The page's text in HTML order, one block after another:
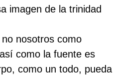
imagen de la trinidad
nosotros como
como la fuente es
como un todo, pueda